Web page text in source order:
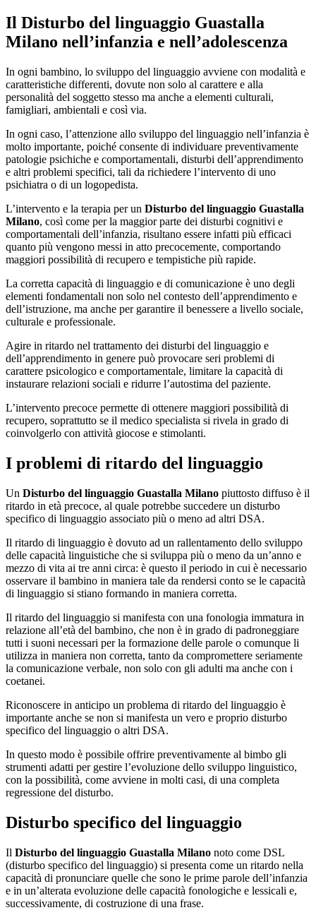
Il Disturbo del linguaggio Guastalla
Milano nell’infanzia e nell’adolescenza
In ogni bambino, lo sviluppo del linguaggio avviene con modalità e
caratteristiche differenti, dovute non solo al carattere e alla
personalità del soggetto stesso ma anche a elementi culturali,
famigliari, ambientali e così via.
In ogni caso, l’attenzione allo sviluppo del linguaggio nell’infanzia è
molto importante, poiché consente di individuare preventivamente
patologie psichiche e comportamentali, disturbi dell’apprendimento
e altri problemi specifici, tali da richiedere l’intervento di uno
psichiatra o di un logopedista.
L’intervento e la terapia per un Disturbo del linguaggio Guastalla
Milano, così come per la maggior parte dei disturbi cognitivi e
comportamentali dell’infanzia, risultano essere infatti più efficaci
quanto più vengono messi in atto precocemente, comportando
maggiori possibilità di recupero e tempistiche più rapide.
La corretta capacità di linguaggio e di comunicazione è uno degli
elementi fondamentali non solo nel contesto dell’apprendimento e
dell’istruzione, ma anche per garantire il benessere a livello sociale,
culturale e professionale.
Agire in ritardo nel trattamento dei disturbi del linguaggio e
dell’apprendimento in genere può provocare seri problemi di
carattere psicologico e comportamentale, limitare la capacità di
instaurare relazioni sociali e ridurre l’autostima del paziente.
L’intervento precoce permette di ottenere maggiori possibilità di
recupero, soprattutto se il medico specialista si rivela in grado di
coinvolgerlo con attività giocose e stimolanti.
I problemi di ritardo del linguaggio
Un Disturbo del linguaggio Guastalla Milano piuttosto diffuso è il
ritardo in età precoce, al quale potrebbe succedere un disturbo
specifico di linguaggio associato più o meno ad altri DSA.
Il ritardo di linguaggio è dovuto ad un rallentamento dello sviluppo
delle capacità linguistiche che si sviluppa più o meno da un’anno e
mezzo di vita ai tre anni circa: è questo il periodo in cui è necessario
osservare il bambino in maniera tale da rendersi conto se le capacità
di linguaggio si stiano formando in maniera corretta.
Il ritardo del linguaggio si manifesta con una fonologia immatura in
relazione all’età del bambino, che non è in grado di padroneggiare
tutti i suoni necessari per la formazione delle parole o comunque li
utilizza in maniera non corretta, tanto da compromettere seriamente
la comunicazione verbale, non solo con gli adulti ma anche con i
coetanei.
Riconoscere in anticipo un problema di ritardo del linguaggio è
importante anche se non si manifesta un vero e proprio disturbo
specifico del linguaggio o altri DSA.
In questo modo è possibile offrire preventivamente al bimbo gli
strumenti adatti per gestire l’evoluzione dello sviluppo linguistico,
con la possibilità, come avviene in molti casi, di una completa
regressione del disturbo.
Disturbo specifico del linguaggio
Il Disturbo del linguaggio Guastalla Milano noto come DSL
(disturbo specifico del linguaggio) si presenta come un ritardo nella
capacità di pronunciare quelle che sono le prime parole dell’infanzia
e in un’alterata evoluzione delle capacità fonologiche e lessicali e,
successivamente, di costruzione di una frase.